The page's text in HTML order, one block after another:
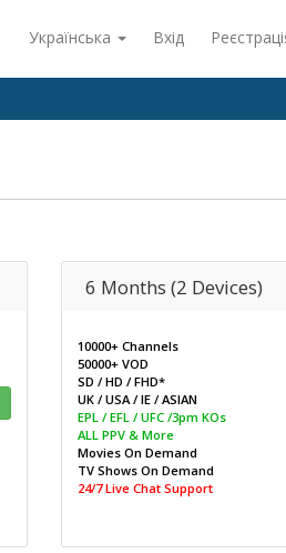
Українська Вхід
6 Months (2 Devices)
10000+ Channels
50000+ VOD
SD / HD / FHD*
UK / USA / IE / ASIAN
EPL / EFL / UFC /3pm KOs
ALL PPV & More
Movies On Demand
TV Shows On Demand
24/7 Live Chat Support